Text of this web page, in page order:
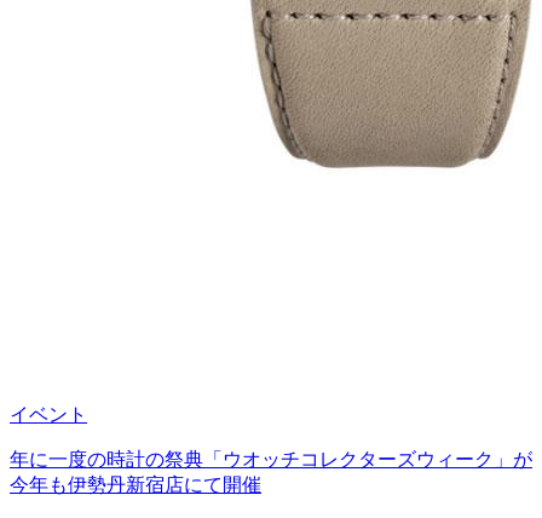
イベント
年に一度の時計の祭典「ウオッチコレクターズウィーク」が
今年も伊勢丹新宿店にて開催